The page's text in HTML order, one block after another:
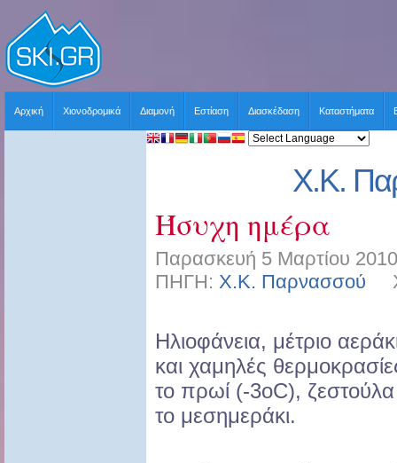
Αρχική Χιονοδρομικά Διαμονή Εστίαση Διασκέδαση Καταστήματα
Χ.Κ.
Ήσυχη ημέρα
Παρασκευή 5 Μαρτίου
ΠΗΓΗ: Χ.Κ. Παρνασσού
Ηλιοφάνεια, μέτριο
και χαμηλές
το πρωί (-3οC), ζεστούλα
το μεσημεράκι.